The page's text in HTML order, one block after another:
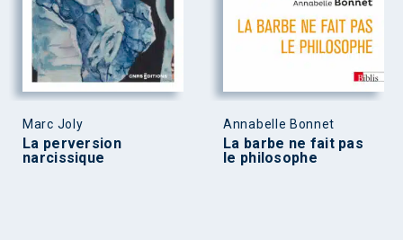
Marc Joly
La perversion
narcissique
Annabelle Bonnet
La barbe ne fait pas
le philosophe